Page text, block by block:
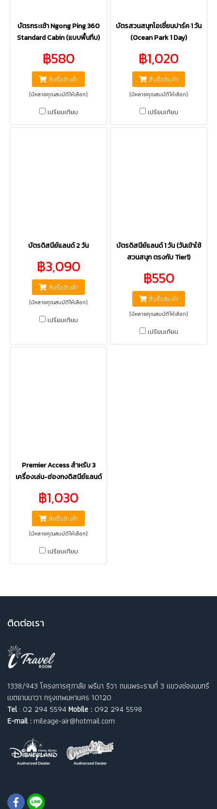
บัตรกระเช้า Ngong Ping 360
Standard Cabin (แบบพื้นทึบ)
฿580
สั่งซื้อสินค้า
(มีหลายคุณสมบัติให้เลือก)
เปรียบเทียบ
บัตรสวนสนุกโอเชี่ยนปาร์ค 1 วัน
(Ocean Park 1 Day)
฿1,020
สั่งซื้อสินค้า
(มีหลายคุณสมบัติให้เลือก)
เปรียบเทียบ
บัตรดิสนีย์แลนด์ 2 วัน
฿3,090
สั่งซื้อสินค้า
(มีหลายคุณสมบัติให้เลือก)
เปรียบเทียบ
บัตรดิสนีย์แลนด์ 1 วัน (วันเข้าใช้
สวนสนุก ตรงกับ Tier1)
฿550
สั่งซื้อสินค้า
(มีหลายคุณสมบัติให้เลือก)
เปรียบเทียบ
Premier Access สำหรับ 3
เครื่องเล่น-ฮ่องกงดิสนีย์แลนด์
฿1,030
สั่งซื้อสินค้า
(มีหลายคุณสมบัติให้เลือก)
เปรียบเทียบ
ติดต่อเรา
1338/943 โครงการศุภาลัย พรีมา ริวา ถนนพระรามที่ 3 แขวงช่องนนทรี
เขตยานนาวา กรุงเทพมหานคร 10120
Tel: 02 294 5594 Mobile : 092 294 5598
E-mail : mileage-air@hotmail.com